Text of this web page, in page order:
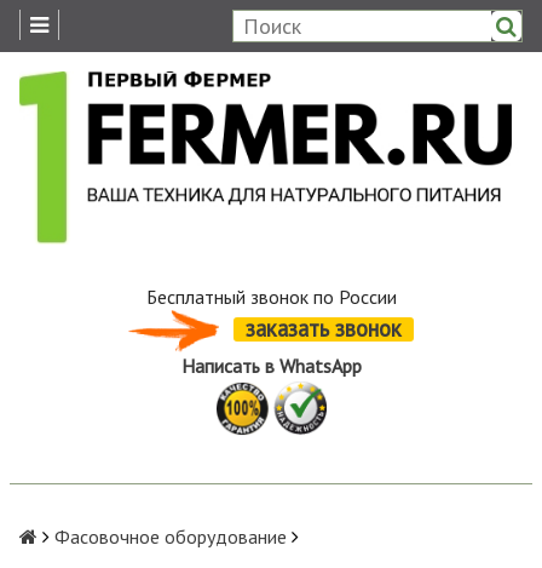
Бесплатный звонок по России
заказать звонок
Написать в WhatsApp
Фасовочное оборудование